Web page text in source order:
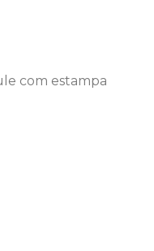
com estampa